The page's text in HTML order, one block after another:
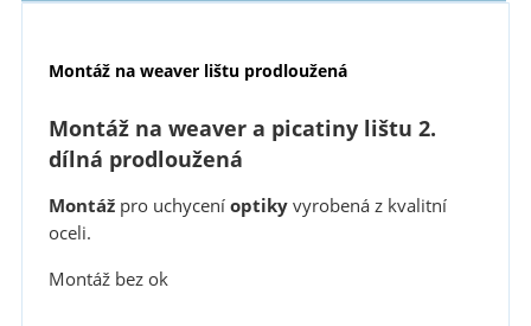
Montáž na weaver lištu prodloužená
Montáž na weaver a picatiny lištu 2.
dílná prodloužená
Montážpro uchyceníoptikyvyrobená z kvalitní
oceli.
Montáž bez ok